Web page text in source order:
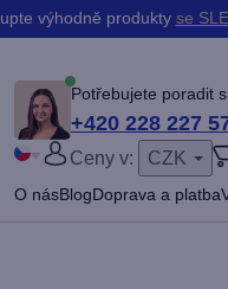
výhodně produkty se
Potřebujete poradit
+420 228 227
Slovenčina
PŘIHLÁŠENÍ
Ceny v: CZK
O násBlogDoprava a platba